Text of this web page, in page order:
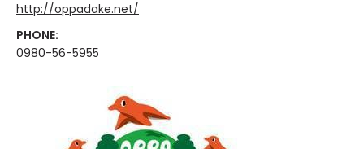
http://oppadake.net/
PHONE:
0980-56-5955